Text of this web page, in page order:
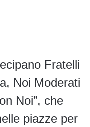
Fratelli
Noi Moderati
Noi”, che
piazze per